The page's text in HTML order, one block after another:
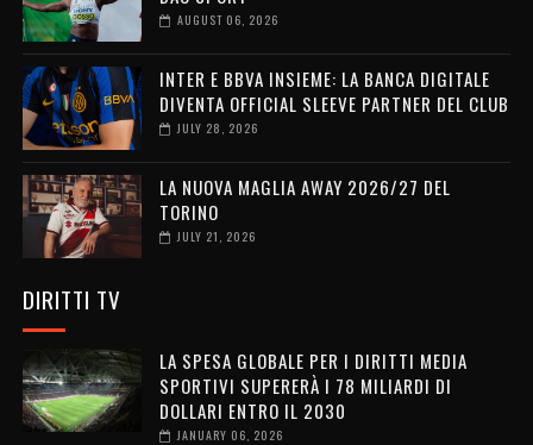
AUGUST 06, 2026
INTER E BBVA INSIEME: LA BANCA DIGITALE
DIVENTA OFFICIAL SLEEVE PARTNER DEL CLUB
JULY 28, 2026
LA NUOVA MAGLIA AWAY 2026/27 DEL
TORINO
JULY 21, 2026
DIRITTI TV
LA SPESA GLOBALE PER I DIRITTI MEDIA
SPORTIVI SUPERERÀ I 78 MILIARDI DI
DOLLARI ENTRO IL 2030
JANUARY 06, 2026